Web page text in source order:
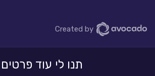
Created by
תנו לי עוד פרטים
אתר זה משתמש בקבצי עוגיות כדי להעניק לכם
שירות טוב יותר
קרא עוד